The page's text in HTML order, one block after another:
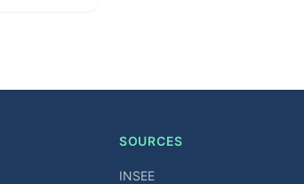
SOURCES
INSEE